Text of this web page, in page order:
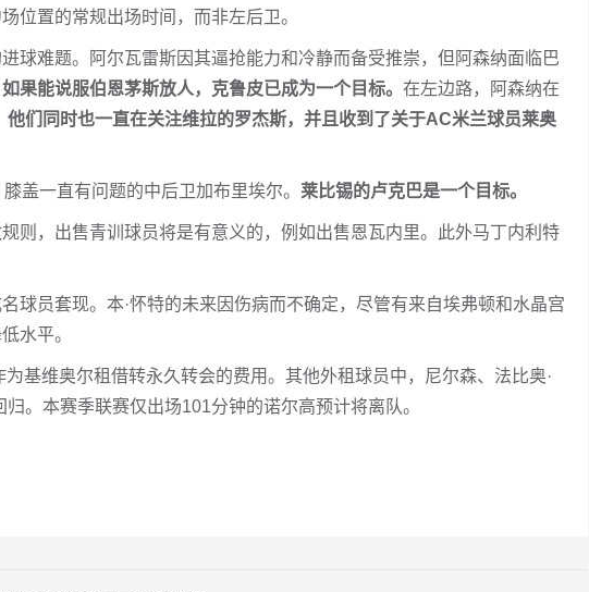
位置的常规出场时间，而非左后卫。
球难题。阿尔瓦雷斯因其逼抢能力和冷静而备受推崇，但阿森纳面临巴
如果能说服伯恩茅斯放人，克鲁皮已成为一个目标。 在左边路，阿森纳在
他们同时也一直在关注维拉的罗杰斯，并且收到了关于AC米兰球员莱奥
盖一直有问题的中后卫加布里埃尔。 莱比锡的卢克巴是一个目标。
则，出售青训球员将是有意义的，例如出售恩瓦内里。此外马丁内利特
球员套现。本·怀特的未来因伤病而不确定，尽管有来自埃弗顿和水晶宫
水平。
基维奥尔租借转永久转会的费用。其他外租球员中，尼尔森、法比奥·
。本赛季联赛仅出场101分钟的诺尔高预计将离队。